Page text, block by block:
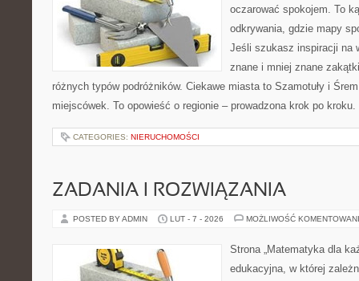
oczarować spokojem. To
odkrywania, gdzie mapy
Jeśli szukasz inspiracji na
znane i mniej znane
różnych typów podróżników. Ciekawe miasta to Szamotuły i
miejscówek. To opowieść o regionie – prowadzona krok po
CATEGORIES: NIERUCHOMOŚCI
ZADANIA I ROZWIĄZANIA
POSTED BY ADMIN LUT - 7 - 2026 MOŻLIWOŚĆ
Strona „Matematyka dla
edukacyjna, w której